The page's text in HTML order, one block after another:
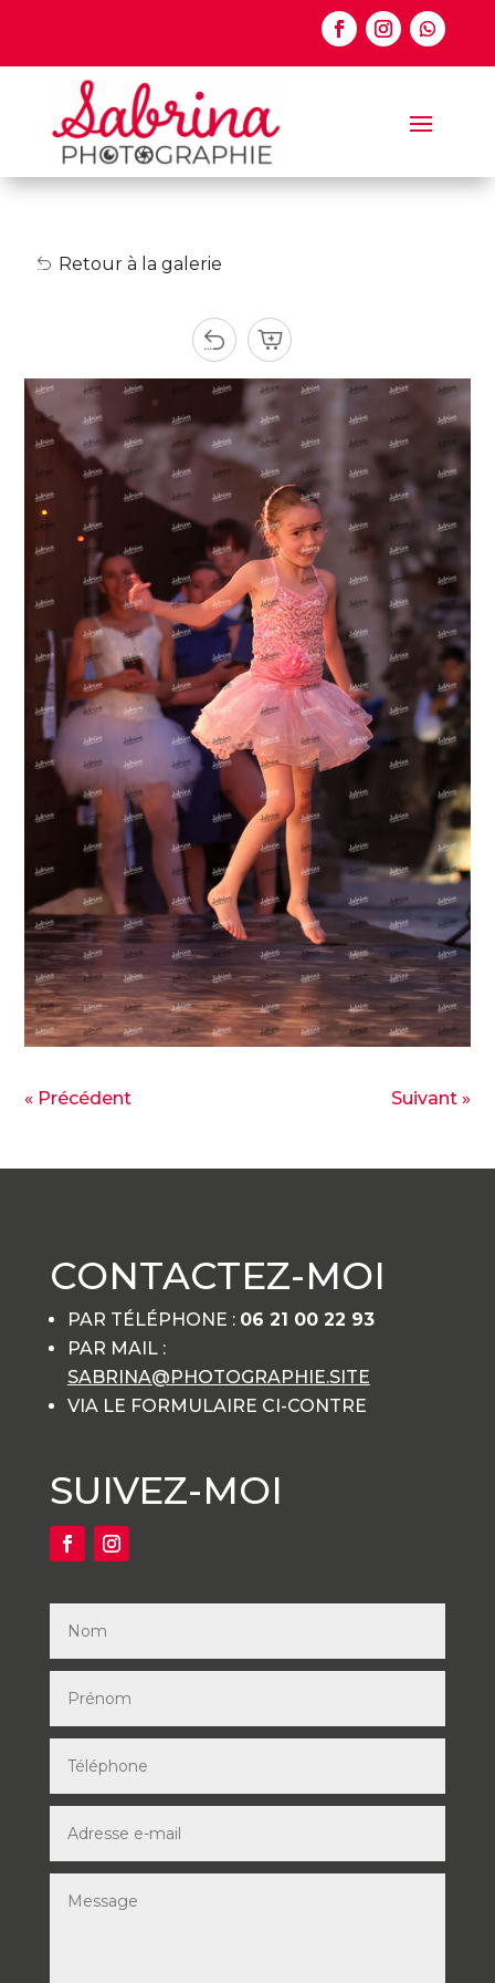
Retour à la galerie
« Précédent Suivant »
CONTACTEZ-MOI
PAR TÉLÉPHONE : 06 21 00 22 93
PAR MAIL :
SABRINA@PHOTOGRAPHIE.SITE
VIA LE FORMULAIRE CI-CONTRE
SUIVEZ-MOI